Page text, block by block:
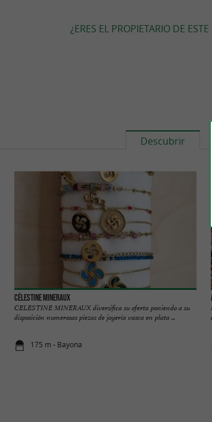
¿ERES EL PROPIETARIO DE
Descubrir
Célestine Mineraux
CELESTINE MINERAUX diversifica su oferta poniendo a su
disposición numerosas piezas de joyería vasca en plata ...
175 m - Bayona